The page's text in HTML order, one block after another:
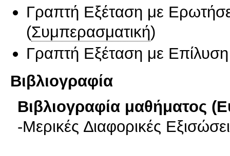
Γραπτή Εξέταση με
(Συμπερασματική)
Γραπτή Εξέταση με
Βιβλιογραφία
Βιβλιογραφία μαθήματος
-Μερικές ∆ιαφορικές